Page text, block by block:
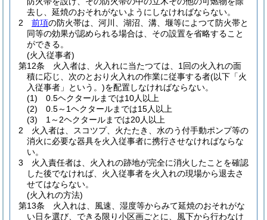
去し、延焼のおそれがないようにしなければならない。
2
前項の防火帯は、河川、湖沼、溝、堰等によつて防火帯と
同等の効果が認められる場合は、その設置を省略すること
ができる。
(火入従事者)
第12条
火入者は、火入れに当たつては、1回の火入れの面
積に応じ、次のとおり火入れの作業に従事する者(以下「火
入従事者」という。)を配置しなければならない。
(1)
0.5ヘクタールまでは10人以上
(2)
0.5～1ヘクタールまでは15人以上
(3)
1～2ヘクタールまでは20人以上
2
火入者は、スコツプ、火たたき、水のう付手動ポンプ等の
消火に必要な器具を火入従事者に携行させなければならな
い。
3
火入責任者は、火入れの跡地が完全に消火したことを確認
した後でなければ、火入従事者を火入れの現場から退去さ
せてはならない。
(火入れの方法)
第13条
火入れは、風速、湿度等からみて延焼のおそれがな
い日を選び、できる限り小区画ごとに、風下から行わなけ